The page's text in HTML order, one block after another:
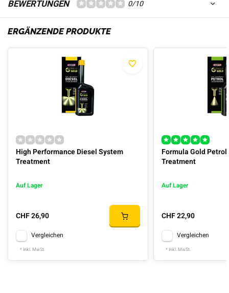
BEWERTUNGEN 0/10
ERGÄNZENDE PRODUKTE
High Performance Diesel System
Treatment
Auf Lager
CHF 26,90
Vergleichen
* Inkl. MwSt.
Formula Gold
Treatment
Auf Lager
CHF 22,90
Vergleichen
* Inkl. MwSt.